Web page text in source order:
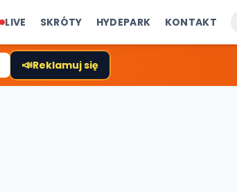
LIVE SKRÓTY HYDEPARK KONTAKT
📣Reklamuj się